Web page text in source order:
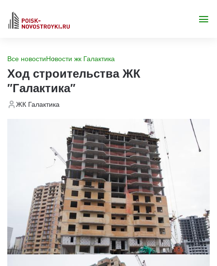
Все новостиНовости жк Галактика
Ход строительства ЖК
"Галактика"
ЖК Галактика